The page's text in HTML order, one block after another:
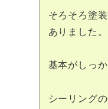
そろそろ塗
ありました。
基本がしっ
シーリング